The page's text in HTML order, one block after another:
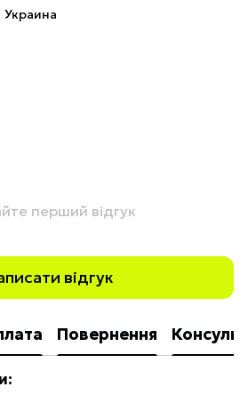
Украина
перший відгук
відгук
Повернення